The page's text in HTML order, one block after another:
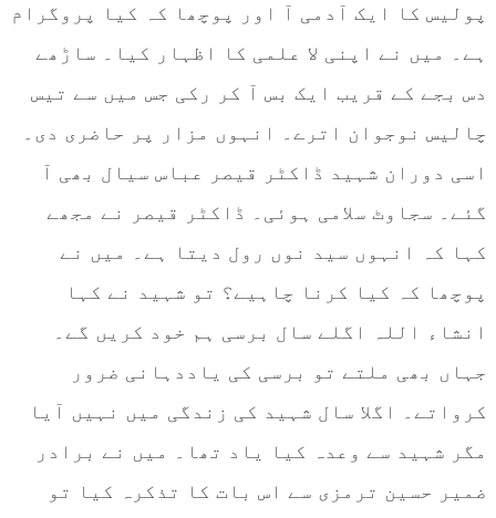
پولیس کا ایک آدمی آ اور پوچھا کہ کیا پروگرام
ہے۔ میں نے اپنی لا علمی کا اظہار کیا۔ ساڑھے
دس بجے کے قریب ایک بس آ کر رکی جس میں سے تیس
چالیس نوجوان اترے۔ انہوں مزار پر حاضری دی۔
اسی دوران شہید ڈاکٹر قیصر عباس سیال بھی آ
گئے۔ سجاوٹ سلامی ہوئی۔ ڈاکٹر قیصر نے مجھے
کہا کہ انہوں سید نوں رول دیتا ہے۔ میں نے
پوچھا کہ کیا کرنا چاہیے؟ تو شہید نے کہا
انشاء اللہ اگلے سال برسی ہم خود کریں گے۔
جہاں بھی ملتے تو برسی کی یاددہانی ضرور
کرواتے۔ اگلا سال شہید کی زندگی میں نہیں آیا
مگر شہید سے وعدہ کیا یاد تھا۔ میں نے برادر
ضمیر حسین ترمزی سے اس بات کا تذکرہ کیا تو